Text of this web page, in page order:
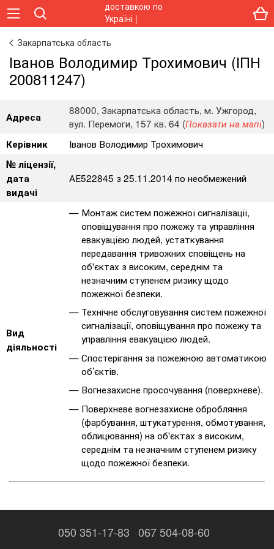
Закарпатська область
Іванов Володимир Трохимович (ІПН
200811247)
Адреса
88000, Закарпатська область, м. Ужгород,
вул. Перемоги, 157 кв. 64 (Показати на мапі)
Керівник
Іванов Володимир Трохимович
№ ліцензії,
дата
видачі
АЕ522845 з 25.11.2014 по необмежений
Вид
діяльності
Монтаж систем пожежної сигналізації,
оповіщування про пожежу та управління
евакуацією людей, устаткування
передавання тривожних сповіщень на
об'єктах з високим, середнім та
незначним ступенем ризику щодо
пожежної безпеки.
Технічне обслуговування систем пожежної
сигналізації, оповіщування про пожежу та
управління евакуацією людей.
Спостерігання за пожежною автоматикою
об’єктів.
Вогнезахисне просочування (поверхневе).
Поверхневе вогнезахисне обробляння
(фарбування, штукатурення, обмотування,
облицювання) на об'єктах з високим,
середнім та незначним ступенем ризику
щодо пожежної безпеки.
050 351-17-83 067 504-08-60